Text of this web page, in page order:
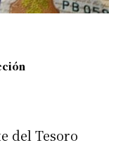
del Tesoro